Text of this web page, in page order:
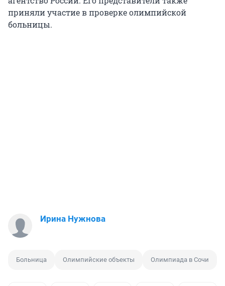
приняли участие в проверке олимпийской
больницы.
Ирина Нужнова
Больница Олимпийские объекты Олимпиада в Сочи